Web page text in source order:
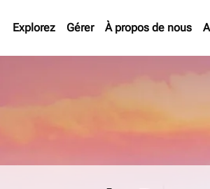
Explorez Gérer À propos de nous